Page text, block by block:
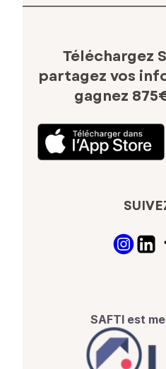
Téléchargez
partagez vos
gagnez
SAFTI est